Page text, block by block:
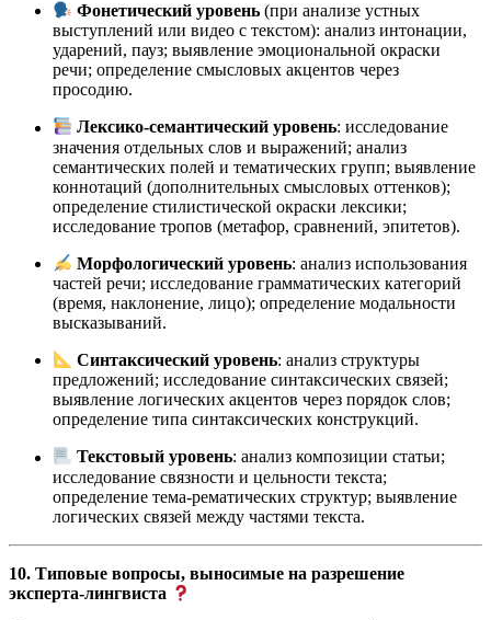
Фонетический уровень (при анализе устных
выступлений или видео с текстом): анализ интонации,
ударений, пауз; выявление эмоциональной окраски
речи; определение смысловых акцентов через
просодию.
Лексико-семантический уровень: исследование
значения отдельных слов и выражений; анализ
семантических полей и тематических групп; выявление
коннотаций (дополнительных смысловых оттенков);
определение стилистической окраски лексики;
исследование тропов (метафор, сравнений, эпитетов).
Морфологический уровень: анализ использования
частей речи; исследование грамматических категорий
(время, наклонение, лицо); определение модальности
высказываний.
Синтаксический уровень: анализ структуры
предложений; исследование синтаксических связей;
выявление логических акцентов через порядок слов;
определение типа синтаксических конструкций.
Текстовый уровень: анализ композиции статьи;
исследование связности и цельности текста;
определение тема-рематических структур; выявление
логических связей между частями текста.
10. Типовые вопросы, выносимые на разрешение
эксперта-лингвиста